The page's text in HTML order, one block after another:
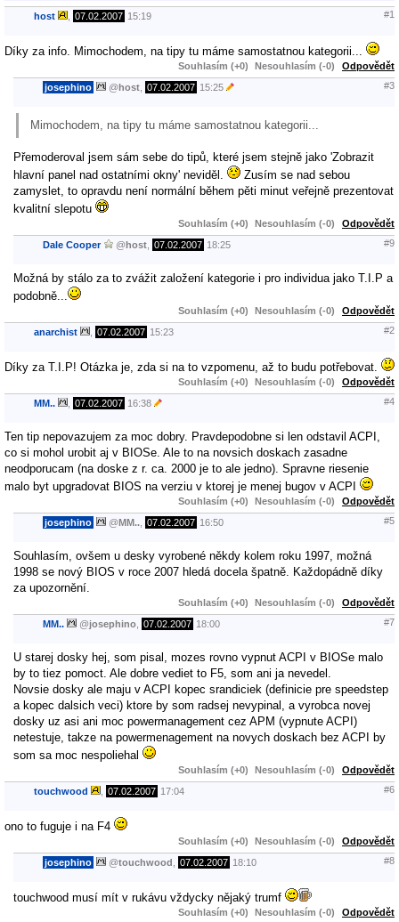
host 07.02.2007 15:19 #1
Díky za info. Mimochodem, na tipy tu máme samostatnou kategorii...
Souhlasím (+0) Nesouhlasím (-0) Odpovědět
josephino @host 07.02.2007 15:25 #3
Mimochodem, na tipy tu máme samostatnou kategorii...
Přemoderoval jsem sám sebe do tipů, které jsem stejně jako 'Zobrazit
hlavní panel nad ostatními okny' neviděl.
Zusím se nad sebou
zamyslet, to opravdu není normální během pěti minut veřejně prezentovat
kvalitní slepotu
Souhlasím (+0) Nesouhlasím (-0) Odpovědět
Dale Cooper @host 07.02.2007 18:25 #9
Možná by stálo za to zvážit založení kategorie i pro individua jako T.I.P a
podobně...
Souhlasím (+0) Nesouhlasím (-0) Odpovědět
anarchist 07.02.2007 15:23 #2
Díky za T.I.P! Otázka je, zda si na to vzpomenu, až to budu potřebovat.
Souhlasím (+0) Nesouhlasím (-0) Odpovědět
MM.. 07.02.2007 16:38 #4
Ten tip nepovazujem za moc dobry. Pravdepodobne si len odstavil ACPI,
co si mohol urobit aj v BIOSe. Ale to na novsich doskach zasadne
neodporucam (na doske z r. ca. 2000 je to ale jedno). Spravne riesenie
malo byt upgradovat BIOS na verziu v ktorej je menej bugov v ACPI
Souhlasím (+0) Nesouhlasím (-0) Odpovědět
josephino @MM.. 07.02.2007 16:50 #5
Souhlasím, ovšem u desky vyrobené někdy kolem roku 1997, možná
1998 se nový BIOS v roce 2007 hledá docela špatně. Každopádně díky
za upozornění.
Souhlasím (+0) Nesouhlasím (-0) Odpovědět
MM.. @josephino 07.02.2007 18:00 #7
U starej dosky hej, som pisal, mozes rovno vypnut ACPI v BIOSe malo
by to tiez pomoct. Ale dobre vediet to F5, som ani ja nevedel.
Novsie dosky ale maju v ACPI kopec srandiciek (definicie pre speedstep
a kopec dalsich veci) ktore by som radsej nevypinal, a vyrobca novej
dosky uz asi ani moc powermanagement cez APM (vypnute ACPI)
netestuje, takze na powermenagement na novych doskach bez ACPI by
som sa moc nespoliehal
Souhlasím (+0) Nesouhlasím (-0) Odpovědět
touchwood 07.02.2007 17:04 #6
ono to fuguje i na F4
Souhlasím (+0) Nesouhlasím (-0) Odpovědět
josephino @touchwood 07.02.2007 18:10 #8
touchwood musí mít v rukávu vždycky nějaký trumf
Souhlasím (+0) Nesouhlasím (-0) Odpovědět